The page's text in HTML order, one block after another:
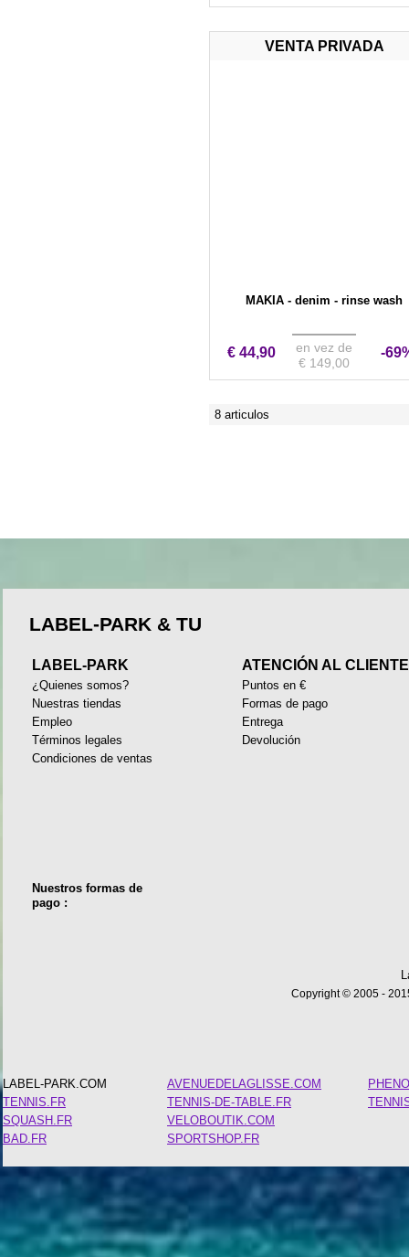
VENTA PRIVADA
MAKIA - denim - rinse wash
€ 44,90
en vez de
€ 149,00
-
8 articulos
LABEL-PARK & TU
LABEL-PARK
¿Quienes somos?
Nuestras tiendas
Empleo
Términos legales
Condiciones de ventas
ATENCIÓN AL
Puntos en €
Formas de pago
Entrega
Devolución
Nuestros formas de
pago :
Copyright © 2005 -
LABEL-PARK.COM
TENNIS.FR
SQUASH.FR
BAD.FR
AVENUEDELAGLISSE.COM
TENNIS-DE-TABLE.FR
VELOBOUTIK.COM
SPORTSHOP.FR